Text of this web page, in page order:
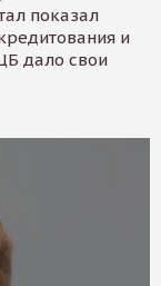
показал
и
дало свои